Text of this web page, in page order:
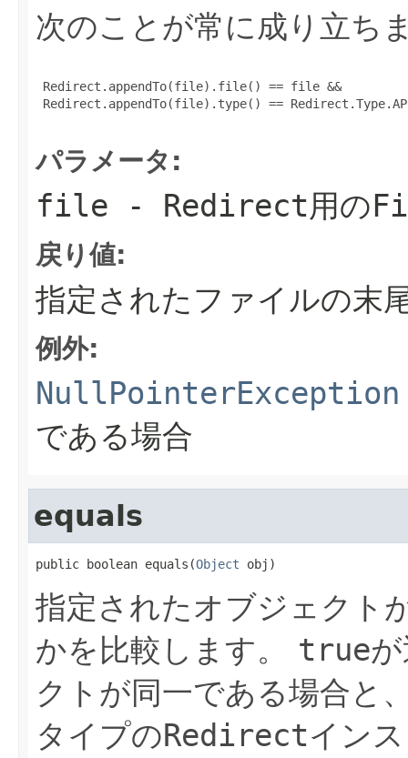
次のことが常に成り立ち
Redirect.appendTo(file).file() == file &&
Redirect.appendTo(file).type() ==
パラメータ:
file - Redirect用の
戻り値:
指定されたファイルの末
例外:
NullPointerException
である場合
equals
public boolean equals(Object obj)
指定されたオブジェクト
かを比較します。
true
クトが同一である場合と
タイプのRedirectイン